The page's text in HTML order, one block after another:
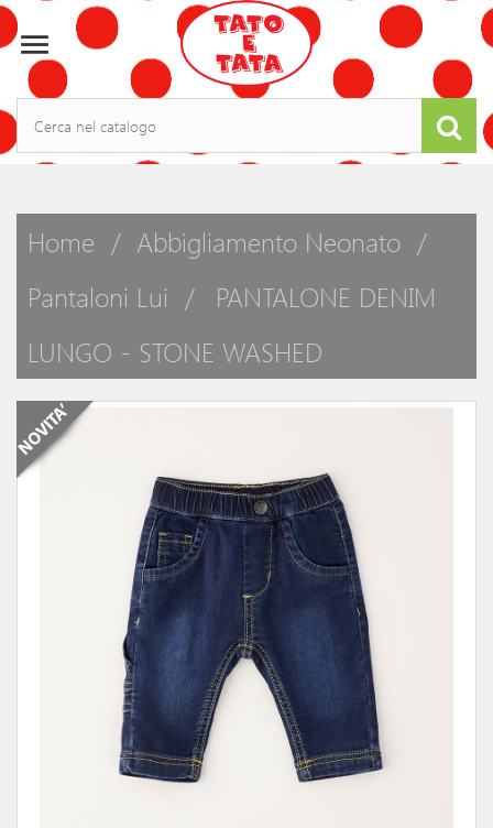

Home
Abbigliamento Neonato
Pantaloni Lui
PANTALONE DENIM
LUNGO - STONE WASHED